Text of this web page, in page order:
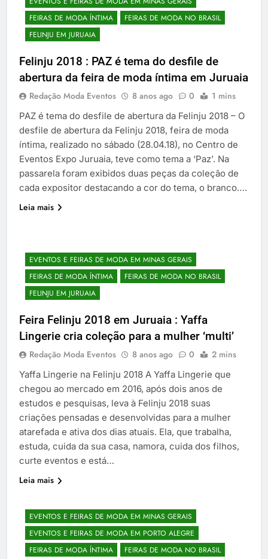
FEIRAS DE MODA ÍNTIMA
FEIRAS DE MODA NO BRASIL
FELINJU EM JURUAIA
Felinju 2018 : PAZ é tema do desfile de
abertura da feira de moda íntima em Juruaia
Redação Moda Eventos 8 anos ago 0 1 mins
PAZ é tema do desfile de abertura da Felinju 2018 – O
desfile de abertura da Felinju 2018, feira de moda
íntima, realizado no sábado (28.04.18), no Centro de
Eventos Expo Juruaia, teve como tema a ‘Paz’. Na
passarela foram exibidos duas peças da coleção de
cada expositor destacando a cor do tema, o branco….
Leia mais
EVENTOS E FEIRAS DE MODA EM MINAS GERAIS
FEIRAS DE MODA ÍNTIMA
FEIRAS DE MODA NO BRASIL
FELINJU EM JURUAIA
Feira Felinju 2018 em Juruaia : Yaffa
Lingerie cria coleção para a mulher ‘multi’
Redação Moda Eventos 8 anos ago 0 2 mins
Yaffa Lingerie na Felinju 2018 A Yaffa Lingerie que
chegou ao mercado em 2016, após dois anos de
estudos e pesquisas, leva à Felinju 2018 suas
criações pensadas e desenvolvidas para a mulher
atarefada e ativa dos dias atuais. Ela, que trabalha,
estuda, cuida da sua casa, namora, cuida dos filhos,
curte eventos e está…
Leia mais
EVENTOS E FEIRAS DE MODA EM MINAS GERAIS
EVENTOS E FEIRAS DE MODA EM PORTO ALEGRE
FEIRAS DE MODA ÍNTIMA
FEIRAS DE MODA NO BRASIL